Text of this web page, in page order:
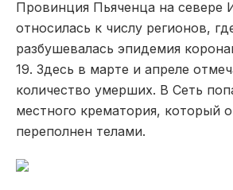
Провинция Пьяченца на севере
относилась к числу регионов,
разбушевалась эпидемия
19. Здесь в марте и апреле
количество умерших. В Сеть
местного крематория, который
переполнен телами.